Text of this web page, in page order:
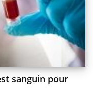
sanguin pour